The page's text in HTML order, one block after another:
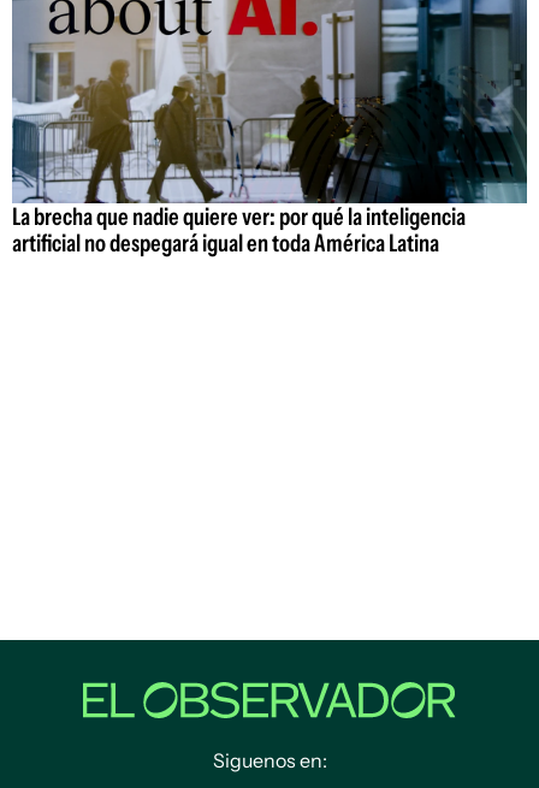
La brecha que nadie quiere ver: por qué la inteligencia
artificial no despegará igual en toda América Latina
Siguenos en: